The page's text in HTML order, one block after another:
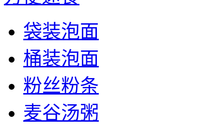
袋装泡面
桶装泡面
粉丝粉条
麦谷汤粥